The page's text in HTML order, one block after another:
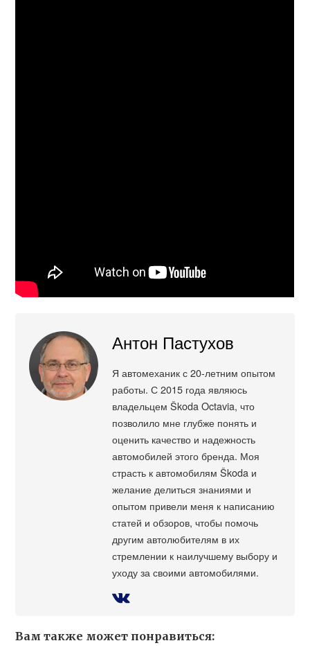
Антон Пастухов
Я автомеханик с 20-летним опытом
работы. С 2015 года являюсь
владельцем Škoda Octavia, что
позволило мне глубже понять и
оценить качество и надежность
автомобилей этого бренда. Моя
страсть к автомобилям Škoda и
желание делиться знаниями и
опытом привели меня к написанию
статей и обзоров, чтобы помочь
другим автолюбителям в их
стремлении к наилучшему выбору и
уходу за своими автомобилями.
Вам также может понравиться: